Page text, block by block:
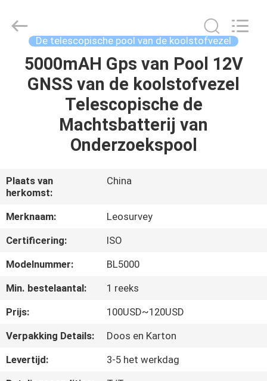
HUIS
PRODUCTEN
ONGEVEER
FABRIEKSREIS
KWALITEITSCONTROLE
CONTACTEER
ONS
VERZOEK
OM
Co.,Ltd.
De telescopische pool van de koolstofvezel
5000mAH Gps van Pool 12V
GNSS van de koolstofvezel
Telescopische de
Machtsbatterij van
Onderzoekspool
Plaats van
herkomst:
China
Merknaam:
Leosurvey
Certificering:
ISO
Modelnummer:
BL5000
Min. bestelaantal:
1 reeks
Prijs:
100USD~120USD
Verpakking Details:
Doos en Karton
Levertijd:
3-5 het werkdag